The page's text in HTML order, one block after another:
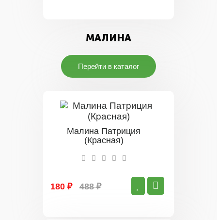
МАЛИНА
Перейти в каталог
Малина Патриция
(Красная)
180 ₽ 488 ₽